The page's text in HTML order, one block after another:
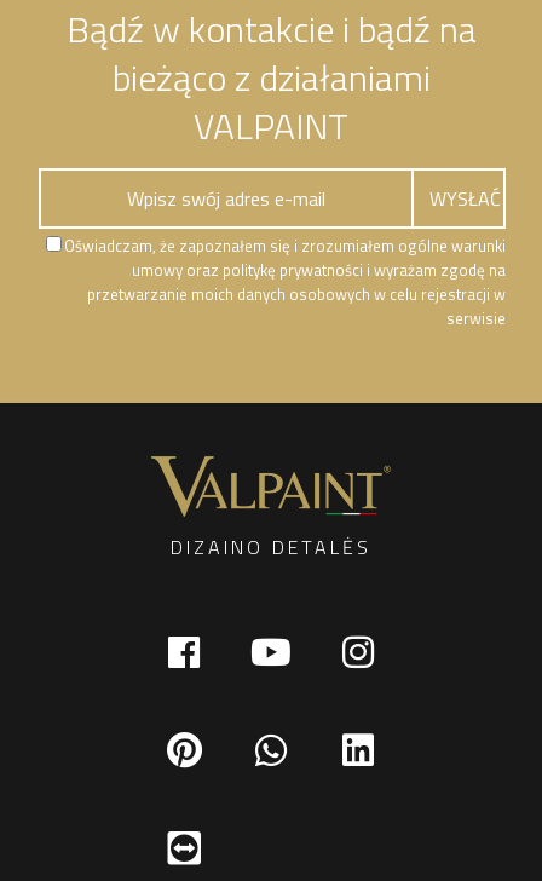
Bądź w kontakcie i bądź na
bieżąco z działaniami
VALPAINT
Oświadczam, że zapoznałem się i zrozumiałem ogólne warunki
umowy oraz politykę prywatności i wyrażam zgodę na
przetwarzanie moich danych osobowych w celu rejestracji w
serwisie
DIZAINO DETALĖS